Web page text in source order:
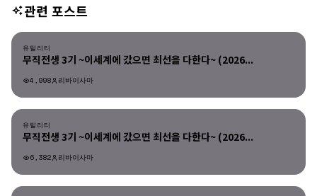
관련 포스트
유틸리티
유틸리티
무직전생 3기 ~이세계에 갔으면 최선을 다한다~ (2026...
4,998 리바이사마
유틸리티
무직전생 3기 ~이세계에 갔으면 최선을 다한다~ (2026...
6,382 리바이사마